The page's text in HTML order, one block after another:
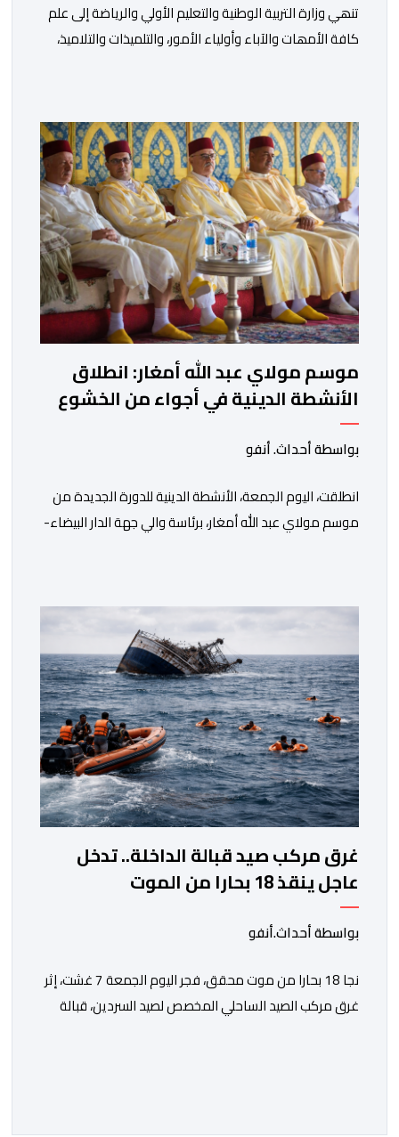
تنھي وزارة التربیة الوطنیة والتعلیم الأولي والریاضة إلى علم
كافة الأمھات والآباء وأولیاء الأمور، والتلمیذات والتلامیذ،
المحدد سلفا طبقا لمقتضیات المقرر الوزاري رقم 047.26
الصادر بتاریخ 3 یولیوز 2026 بشأن تنظیم السنة الدراسیة.
وأوضحت الوزارة، في بلاغ، أن أطر […]
موسم مولاي عبد الله أمغار: انطلاق
الأنشطة الدينية في أجواء من الخشوع
الروحي
بواسطة أحداث. أنفو
انطلقت، اليوم الجمعة، الأنشطة الدينية للدورة الجديدة من
موسم مولاي عبد الله أمغار، برئاسة والي جهة الدار البيضاء-
المحلي للجديدة، وذلك بحضور شخصيات مدنية وعسكرية
ودينية. وجرت مراسيم افتتاح فعاليات الموسم بالخيمة
الرسمية، حيث أُلقيت كلمات كل من رئيس المجلس […]
غرق مركب صيد قبالة الداخلة.. تدخل
عاجل ينقذ 18 بحارا من الموت
بواسطة أحداث.أنفو
نجا 18 بحارا من موت محقق، فجر اليوم الجمعة 7 غشت، إثر
غرق مركب الصيد الساحلي المخصص لصيد السردين، قبالة